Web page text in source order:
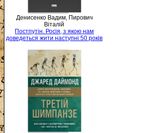
Денисенко Вадим, Пирович
Віталій
Постпутін. Росія, з якою нам
доведеться жити наступні 50 років